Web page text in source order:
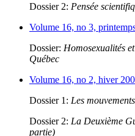
Dossier 2: Pensée
Volume 16, no 3,
Dossier: Homosexualités
Québec
Volume 16, no 2, hiver
Dossier 1: Les
Dossier 2: La Deuxième
partie)